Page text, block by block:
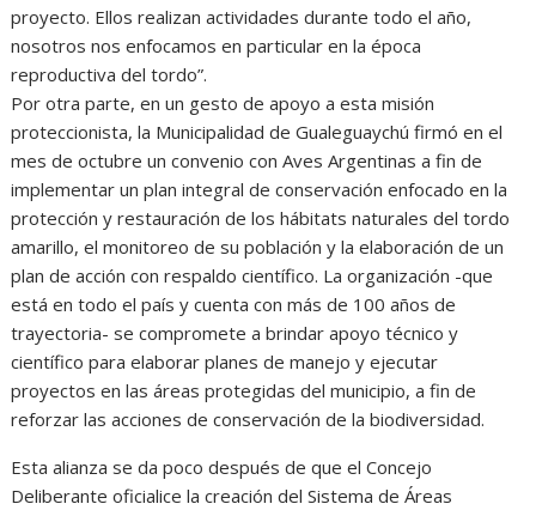
proyecto. Ellos realizan actividades durante todo el año,
nosotros nos enfocamos en particular en la época
reproductiva del tordo”.
Por otra parte, en un gesto de apoyo a esta misión
proteccionista, la Municipalidad de Gualeguaychú firmó en el
mes de octubre un convenio con Aves Argentinas a fin de
implementar un plan integral de conservación enfocado en la
protección y restauración de los hábitats naturales del tordo
amarillo, el monitoreo de su población y la elaboración de un
plan de acción con respaldo científico. La organización -que
está en todo el país y cuenta con más de 100 años de
trayectoria- se compromete a brindar apoyo técnico y
científico para elaborar planes de manejo y ejecutar
proyectos en las áreas protegidas del municipio, a fin de
reforzar las acciones de conservación de la biodiversidad.
Esta alianza se da poco después de que el Concejo
Deliberante oficialice la creación del Sistema de Áreas